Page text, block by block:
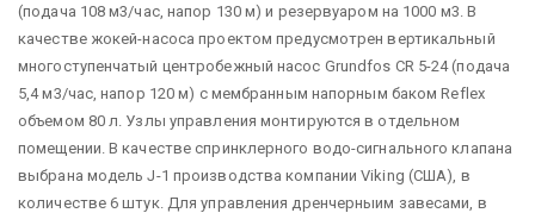
(подача 108 м3/час, напор 130 м) и резервуаром на 1000 м3. В
качестве жокей-насоса проектом предусмотрен вертикальный
многоступенчатый центробежный насос Grundfos CR 5-24 (подача
5,4 м3/час, напор 120 м) с мембранным напорным баком Reflex
объемом 80 л. Узлы управления монтируются в отдельном
помещении. В качестве спринклерного водо-сигнального клапана
выбрана модель J-1 производства компании Viking (США), в
количестве 6 штук. Для управления дренчерныим завесами, в